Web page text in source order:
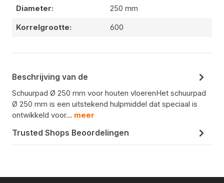
Diameter: 250 mm
Korrelgrootte: 600
Beschrijving van de
Schuurpad Ø 250 mm voor houten vloerenHet schuurpad
Ø 250 mm is een uitstekend hulpmiddel dat speciaal is
ontwikkeld voor… meer
Trusted Shops Beoordelingen